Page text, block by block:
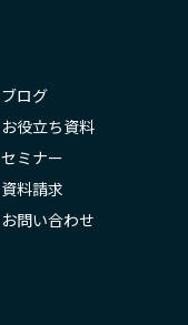
ブログ
お役立ち資料
セミナー
資料請求
お問い合わせ